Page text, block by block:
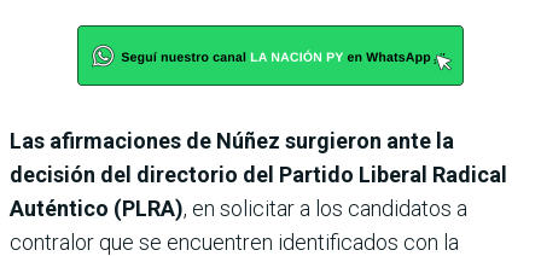
Las afirmaciones de Núñez surgieron ante la
decisión del directorio del Partido Liberal Radical
Auténtico (PLRA), en solicitar a los candidatos a
contralor que se encuentren identificados con la